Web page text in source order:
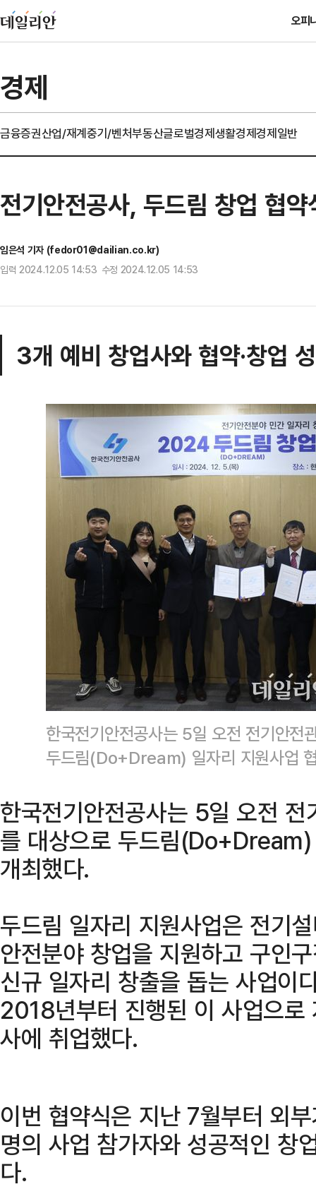
오피
경제
금융증권산업/재계중기/벤처부동산글로벌경제생활경제경제일반
전기안전공사, 두드림 창업 협약
임은석 기자 (fedor01@dailian.co.kr)
입력 2024.12.05 14:53 수정 2024.12.05 14:53
3개 예비 창업사와 협약·창업
한국전기안전공사는 5일 오전 전기안전
두드림(Do+Dream) 일자리 지원사업
한국전기안전공사는 5일 오전
를 대상으로 두드림
개최했다.
두드림 일자리 지원사업은 전기
안전분야 창업을 지원하고 구인
신규 일자리 창출을 돕는 사업이
2018년부터 진행된 이 사업으
사에 취업했다.
이번 협약식은 지난 7월부터 외
명의 사업 참가자와 성공적인 창
다.